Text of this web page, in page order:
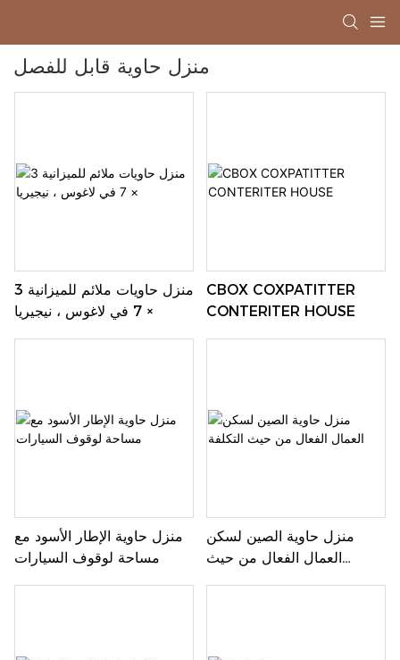
منزل حاوية قابل للفصل
منزل حاويات ملائم للميزانية 3
× 7 في لاغوس ، نيجيريا
CBOX COXPATITTER
CONTERITER HOUSE
منزل حاوية الإطار الأسود مع
مساحة لوقوف السيارات
منزل حاوية الصين لسكن
العمال الفعال من حيث